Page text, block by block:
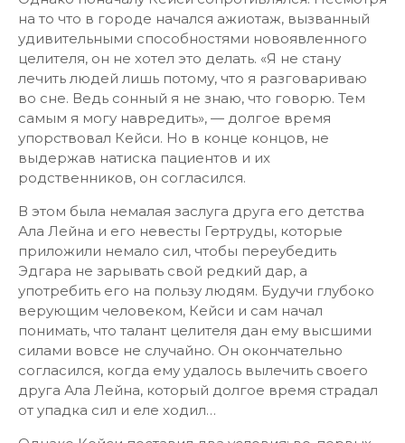
на то что в городе начался ажиотаж, вызванный
удивительными способностями новоявленного
целителя, он не хотел это делать. «Я не стану
лечить людей лишь потому, что я разговариваю
во сне. Ведь сонный я не знаю, что говорю. Тем
самым я могу навредить», — долгое время
упорствовал Кейси. Но в конце концов, не
выдержав натиска пациентов и их
родственников, он согласился.
В этом была немалая заслуга друга его детства
Ала Лейна и его невесты Гертруды, которые
приложили немало сил, чтобы переубедить
Эдгара не зарывать свой редкий дар, а
употребить его на пользу людям. Будучи глубоко
верующим человеком, Кейси и сам начал
понимать, что талант целителя дан ему высшими
силами вовсе не случайно. Он окончательно
согласился, когда ему удалось вылечить своего
друга Ала Лейна, который долгое время страдал
от упадка сил и еле ходил…